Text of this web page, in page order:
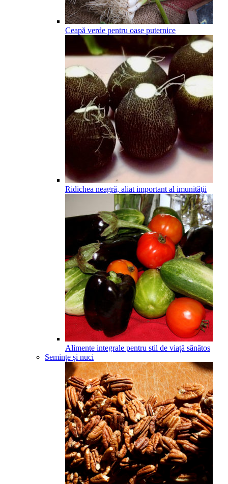
Ceapă verde pentru oase puternice
Ridichea neagră, aliat important al imunităţii
Alimente integrale pentru stil de viață sănătos
Semințe și nuci